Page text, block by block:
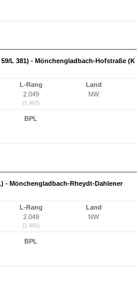
L 381) - Mönchengladbach-Hofstraße (K
L-Rang
2.049
(1.462)
Land
NW
BPL
- Mönchengladbach-Rheydt-Dahlener
L-Rang
2.049
(1.462)
Land
NW
BPL